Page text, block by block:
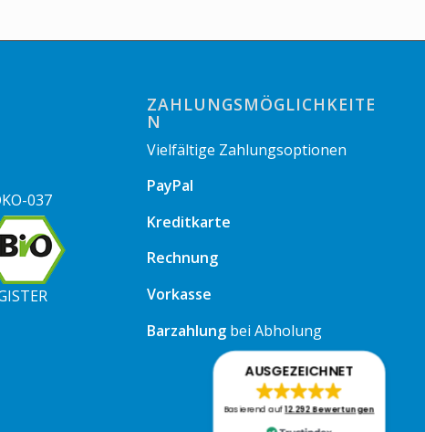
AUSGEZEICHNET
Basierend auf12.292 Bewertungen
037
ZAHLUNGSMÖGLICHKEITE
N
Vielfältige Zahlungsoptionen
PayPal
Kreditkarte
Rechnung
Vorkasse
Barzahlungbei Abholung